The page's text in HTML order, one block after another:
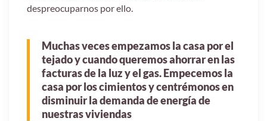
despreocuparnos por ello.
Muchas veces empezamos la casa por el
tejado y cuando queremos ahorrar en las
facturas de la luz y el gas. Empecemos la
casa por los cimientos y centrémonos en
disminuir la demanda de energía de
nuestras viviendas